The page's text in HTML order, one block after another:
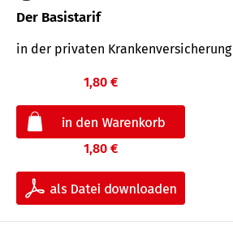
Der Basistarif
in der privaten Kran­ken­ver­siche­rung
1,80 €
1,80 €